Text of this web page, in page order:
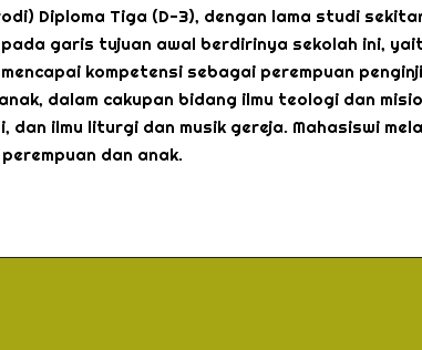
Diploma Tiga (D-3), dengan lama studi
garis tujuan awal berdirinya sekolah ini,
kompetensi sebagai perempuan
dalam cakupan bidang ilmu teologi dan
dan ilmu liturgi dan musik gereja. Mahasiswi
dan anak.